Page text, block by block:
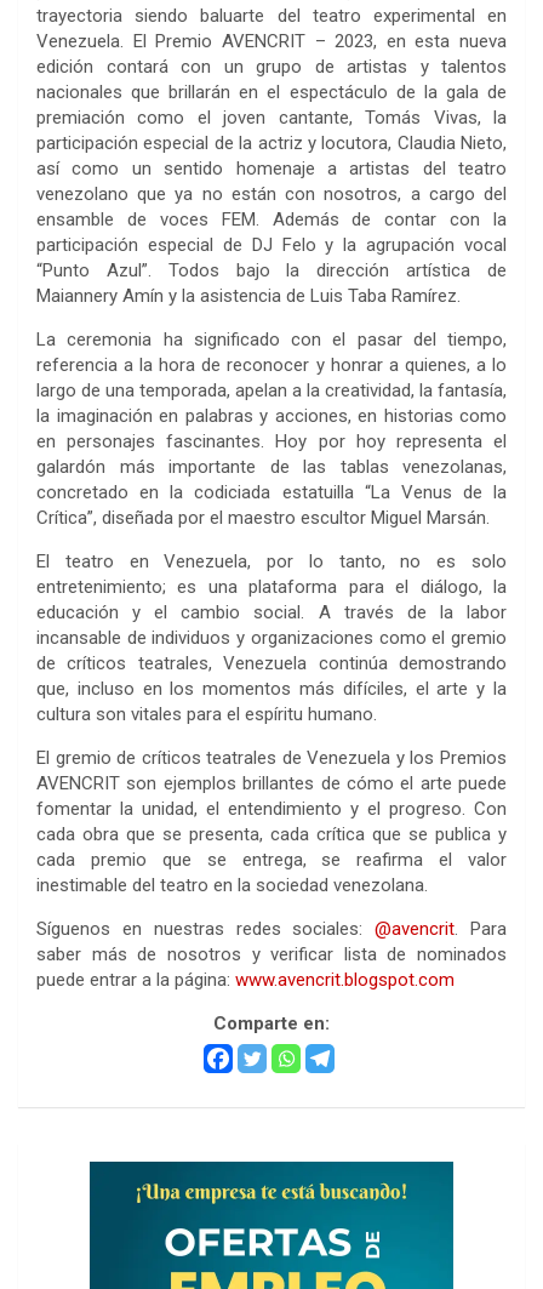
trayectoria siendo baluarte del teatro experimental en
Venezuela. El Premio AVENCRIT – 2023, en esta nueva
edición contará con un grupo de artistas y talentos
nacionales que brillarán en el espectáculo de la gala de
premiación como el joven cantante, Tomás Vivas, la
participación especial de la actriz y locutora, Claudia Nieto,
así como un sentido homenaje a artistas del teatro
venezolano que ya no están con nosotros, a cargo del
ensamble de voces FEM. Además de contar con la
participación especial de DJ Felo y la agrupación vocal
“Punto Azul”. Todos bajo la dirección artística de
Maiannery Amín y la asistencia de Luis Taba Ramírez.
La ceremonia ha significado con el pasar del tiempo,
referencia a la hora de reconocer y honrar a quienes, a lo
largo de una temporada, apelan a la creatividad, la fantasía,
la imaginación en palabras y acciones, en historias como
en personajes fascinantes. Hoy por hoy representa el
galardón más importante de las tablas venezolanas,
concretado en la codiciada estatuilla “La Venus de la
Crítica”, diseñada por el maestro escultor Miguel Marsán.
El teatro en Venezuela, por lo tanto, no es solo
entretenimiento; es una plataforma para el diálogo, la
educación y el cambio social. A través de la labor
incansable de individuos y organizaciones como el gremio
de críticos teatrales, Venezuela continúa demostrando
que, incluso en los momentos más difíciles, el arte y la
cultura son vitales para el espíritu humano.
El gremio de críticos teatrales de Venezuela y los Premios
AVENCRIT son ejemplos brillantes de cómo el arte puede
fomentar la unidad, el entendimiento y el progreso. Con
cada obra que se presenta, cada crítica que se publica y
cada premio que se entrega, se reafirma el valor
inestimable del teatro en la sociedad venezolana.
Síguenos en nuestras redes sociales:@avencrit. Para
saber más de nosotros y verificar lista de nominados
puede entrar a la página: www.avencrit.blogspot.com
Comparte en: